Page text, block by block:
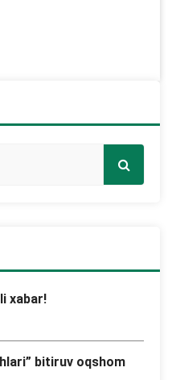
xabar!
bitiruv oqshom